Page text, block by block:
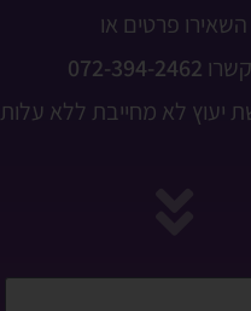
השאירו פרטים או
072-394-2462
יעוץ לא מחייבת ללא עלות